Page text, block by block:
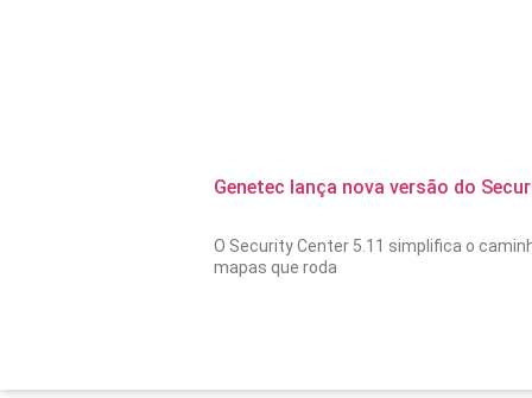
Genetec lança nova versão do
O Security Center 5.11 simplifica o
mapas que roda